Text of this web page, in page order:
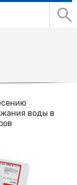
воды в